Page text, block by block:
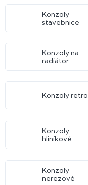
Konzoly
stavebnice
Konzoly na
radiátor
Konzoly retro
Konzoly
hliníkové
Konzoly
nerezové